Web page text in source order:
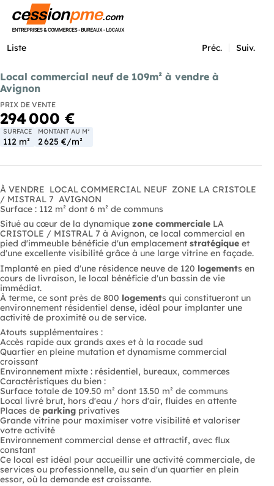
Liste Préc. Suiv.
Local commercial neuf de 109m² à vendre à
Avignon
PRIX DE VENTE
294 000 €
SURFACE
112 m²
MONTANT AU M²
2 625 €/m²
À VENDRE  LOCAL COMMERCIAL NEUF  ZONE LA CRISTOLE
/ MISTRAL 7  AVIGNON
Surface : 112 m² dont 6 m² de communs
Situé au cœur de la dynamique zone commerciale LA
CRISTOLE / MISTRAL 7 à Avignon, ce local commercial en
pied d'immeuble bénéficie d'un emplacement stratégique et
d'une excellente visibilité grâce à une large vitrine en façade.
Implanté en pied d'une résidence neuve de 120 logements en
cours de livraison, le local bénéficie d'un bassin de vie
immédiat.
À terme, ce sont près de 800 logements qui constitueront un
environnement résidentiel dense, idéal pour implanter une
activité de proximité ou de service.
Atouts supplémentaires :
Accès rapide aux grands axes et à la rocade sud
Quartier en pleine mutation et dynamisme commercial
croissant
Environnement mixte : résidentiel, bureaux, commerces
Caractéristiques du bien :
Surface totale de 109.50 m² dont 13.50 m² de communs
Local livré brut, hors d'eau / hors d'air, fluides en attente
Places de parking privatives
Grande vitrine pour maximiser votre visibilité et valoriser
votre activité
Environnement commercial dense et attractif, avec flux
constant
Ce local est idéal pour accueillir une activité commerciale, de
services ou professionnelle, au sein d'un quartier en plein
essor, où la demande est croissante.